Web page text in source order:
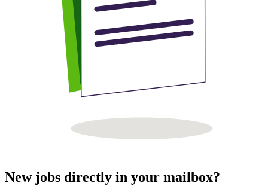
New jobs directly in your mailbox?